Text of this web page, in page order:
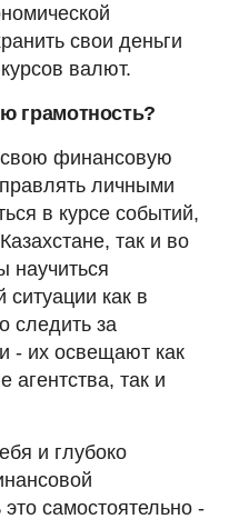
свои деньги
валют.
грамотность?
финансовую
личными
в курсе событий,
так и во
научиться
ситуации как в
следить за
- их освещают как
так и
и глубоко
самостоятельно -